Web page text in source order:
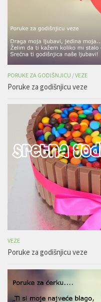
PORUKE ZA GODIŠNJICU /VEZE
Poruke za godišnjicu veze
VEZE
Poruke za godišnjicu veze